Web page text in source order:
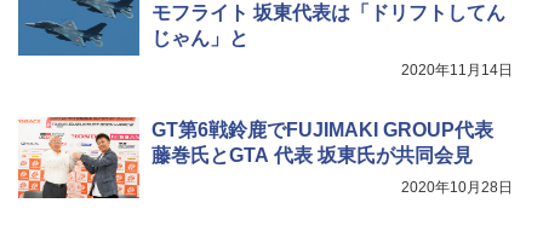
モフライト 坂東代表は「ドリフトしてん
じゃん」と
2020年11月14日
GT第6戦鈴鹿でFUJIMAKI GROUP代表
藤巻氏とGTA 代表 坂東氏が共同会見
2020年10月28日